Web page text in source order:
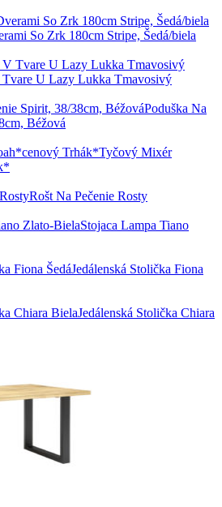
So Zrk 180cm Stripe, Šedá/biela
U Lazy Lukka Tmavosivý
Poduška Na
Béžová
Tyčový Mixér
Rošt Na Pečenie Rosty
Stojaca Lampa Tiano
Jedálenská Stolička Fiona
Jedálenská Stolička Chiara